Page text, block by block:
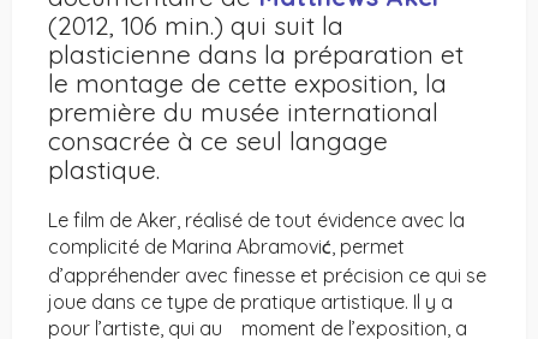
(2012, 106 min.) qui suit la
plasticienne dans la préparation et
le montage de cette exposition, la
première du musée international
consacrée à ce seul langage
plastique.
Le film de Aker, réalisé de tout évidence avec la
complicité de Marina AbramoviĆ, permet
d’appréhender avec finesse et précision ce qui se
joue dans ce type de pratique artistique. Il y a
pour l’artiste, qui au moment de l’exposition, a